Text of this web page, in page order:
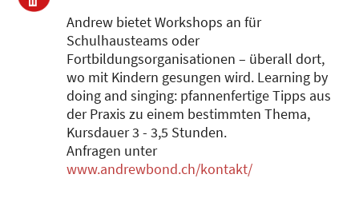
Andrew bietet Workshops an für
Schulhausteams oder
Fortbildungsorganisationen – überall dort,
wo mit Kindern gesungen wird. Learning by
doing and singing: pfannenfertige Tipps aus
der Praxis zu einem bestimmten Thema,
Kursdauer 3 - 3,5 Stunden.
Anfragen unter
www.andrewbond.ch/kontakt/